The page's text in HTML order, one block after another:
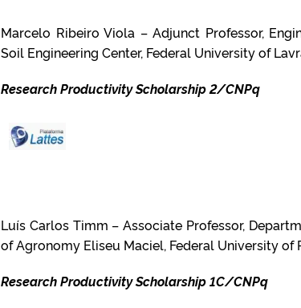
Marcelo Ribeiro Viola – Adjunct Professor,
Soil Engineering Center, Federal University of
Research Productivity Scholarship 2/CNPq
Luís Carlos Timm – Associate Professor,
of Agronomy Eliseu Maciel, Federal University of
Research Productivity Scholarship 1C/CNPq